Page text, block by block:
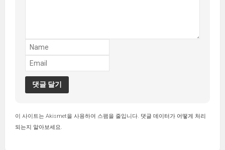
이 사이트는 Akismet을 사용하여 스팸을 줄입니다. 댓글 데이터가 어떻게 처리
되는지 알아보세요.